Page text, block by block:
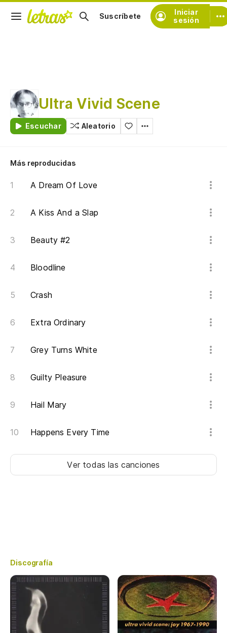
Iniciar
sesión
Suscríbete
Ultra Vivid Scene
Escuchar Aleatorio
Más reproducidas
A Dream Of Love
A Kiss And a Slap
Beauty #2
Bloodline
Crash
Extra Ordinary
Grey Turns White
Guilty Pleasure
Hail Mary
Happens Every Time
Ver todas las canciones
Discografía